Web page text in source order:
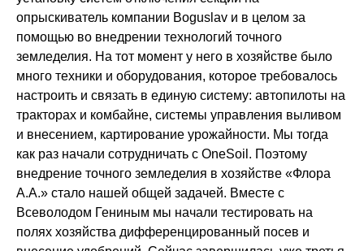
опрыскиватель компании Boguslav и в целом за
помощью во внедрении технологий точного
земледелия. На тот момент у него в хозяйстве было
много техники и оборудования, которое требовалось
настроить и связать в единую систему: автопилоты на
тракторах и комбайне, системы управления выливом
и внесением, картирование урожайности. Мы тогда
как раз начали сотрудничать c OneSoil. Поэтому
внедрение точного земледелия в хозяйстве «Флора
А.А.» стало нашей общей задачей. Вместе с
Всеволодом Гениным мы начали тестировать на
полях хозяйства дифференцированный посев и